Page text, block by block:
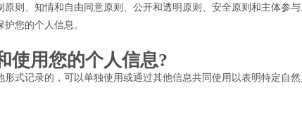
则、知情和自由同意原则、公开和透明原则、安全原则和主体参
您的个人信息。
使用您的个人信息?
式记录的，可以单独使用或通过其他信息共同使用以表明特定自